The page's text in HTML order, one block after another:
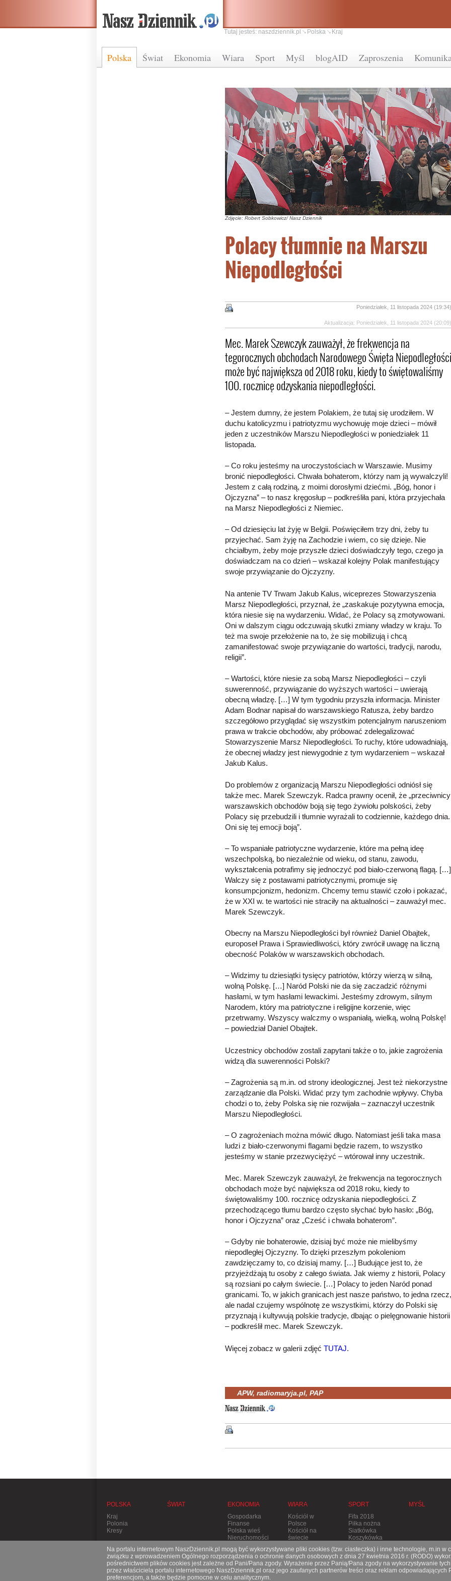
Polska Świat Ekonomia Wiara Sport Myśl blogAID Zaproszenia
Tutaj jesteś: naszdziennik.pl Polska Kraj
Zdjęcie: Robert Sobkowicz/ Nasz Dziennik
Polacy tłumnie na Marszu
Niepodległości
Poniedziałek, 11 listopada 2024 (19:34)
Aktualizacja: Poniedziałek, 11 listopada 2024 (20:09)
Mec. Marek Szewczyk zauważył, że frekwencja na
tegorocznych obchodach Narodowego Święta Niepodległości
może być największa od 2018 roku, kiedy to świętowaliśmy
100. rocznicę odzyskania niepodległości.
– Jestem dumny, że jestem Polakiem, że tutaj się urodziłem. W
duchu katolicyzmu i patriotyzmu wychowuję moje dzieci – mówił
jeden z uczestników Marszu Niepodległości w poniedziałek 11
listopada.
– Co roku jesteśmy na uroczystościach w Warszawie. Musimy
bronić niepodległości. Chwała bohaterom, którzy nam ją wywalczyli!
Jestem z całą rodziną, z moimi dorosłymi dziećmi. „Bóg, honor i
Ojczyzna” – to nasz kręgosłup – podkreśliła pani, która przyjechała
na Marsz Niepodległości z Niemiec.
– Od dziesięciu lat żyję w Belgii. Poświęciłem trzy dni, żeby tu
przyjechać. Sam żyję na Zachodzie i wiem, co się dzieje. Nie
chciałbym, żeby moje przyszłe dzieci doświadczyły tego, czego ja
doświadczam na co dzień – wskazał kolejny Polak manifestujący
swoje przywiązanie do Ojczyzny.
Na antenie TV Trwam Jakub Kalus, wiceprezes Stowarzyszenia
Marsz Niepodległości, przyznał, że „zaskakuje pozytywna emocja,
która niesie się na wydarzeniu. Widać, że Polacy są zmotywowani.
Oni w dalszym ciągu odczuwają skutki zmiany władzy w kraju. To
też ma swoje przełożenie na to, że się mobilizują i chcą
zamanifestować swoje przywiązanie do wartości, tradycji, narodu,
religii”.
– Wartości, które niesie za sobą Marsz Niepodległości – czyli
suwerenność, przywiązanie do wyższych wartości – uwierają
obecną władzę. […] W tym tygodniu przyszła informacja. Minister
Adam Bodnar napisał do warszawskiego Ratusza, żeby bardzo
szczegółowo przyglądać się wszystkim potencjalnym naruszeniom
prawa w trakcie obchodów, aby próbować zdelegalizować
Stowarzyszenie Marsz Niepodległości. To ruchy, które udowadniają,
że obecnej władzy jest niewygodnie z tym wydarzeniem – wskazał
Jakub Kalus.
Do problemów z organizacją Marszu Niepodległości odniósł się
także mec. Marek Szewczyk. Radca prawny ocenił, że „przeciwnicy
warszawskich obchodów boją się tego żywiołu polskości, żeby
Polacy się przebudzili i tłumnie wyrażali to codziennie, każdego dnia.
Oni się tej emocji boją”.
– To wspaniałe patriotyczne wydarzenie, które ma pełną ideę
wszechpolską, bo niezależnie od wieku, od stanu, zawodu,
wykształcenia potrafimy się jednoczyć pod biało-czerwoną flagą. […]
Walczy się z postawami patriotycznymi, promuje się
konsumpcjonizm, hedonizm. Chcemy temu stawić czoło i pokazać,
że w XXI w. te wartości nie straciły na aktualności – zauważył mec.
Marek Szewczyk.
Obecny na Marszu Niepodległości był również Daniel Obajtek,
europoseł Prawa i Sprawiedliwości, który zwrócił uwagę na liczną
obecność Polaków w warszawskich obchodach.
– Widzimy tu dziesiątki tysięcy patriotów, którzy wierzą w silną,
wolną Polskę. […] Naród Polski nie da się zaczadzić różnymi
hasłami, w tym hasłami lewackimi. Jesteśmy zdrowym, silnym
Narodem, który ma patriotyczne i religijne korzenie, więc
przetrwamy. Wszyscy walczmy o wspaniałą, wielką, wolną Polskę!
– powiedział Daniel Obajtek.
Uczestnicy obchodów zostali zapytani także o to, jakie zagrożenia
widzą dla suwerenności Polski?
– Zagrożenia są m.in. od strony ideologicznej. Jest też niekorzystne
zarządzanie dla Polski. Widać przy tym zachodnie wpływy. Chyba
chodzi o to, żeby Polska się nie rozwijała – zaznaczył uczestnik
Marszu Niepodległości.
– O zagrożeniach można mówić długo. Natomiast jeśli taka masa
ludzi z biało-czerwonymi flagami będzie razem, to wszystko
jesteśmy w stanie przezwyciężyć – wtórował inny uczestnik.
Mec. Marek Szewczyk zauważył, że frekwencja na tegorocznych
obchodach może być największa od 2018 roku, kiedy to
świętowaliśmy 100. rocznicę odzyskania niepodległości. Z
przechodzącego tłumu bardzo często słychać było hasło: „Bóg,
honor i Ojczyzna” oraz „Cześć i chwała bohaterom”.
– Gdyby nie bohaterowie, dzisiaj być może nie mielibyśmy
niepodległej Ojczyzny. To dzięki przeszłym pokoleniom
zawdzięczamy to, co dzisiaj mamy. […] Budujące jest to, że
przyjeżdżają tu osoby z całego świata. Jak wiemy z historii, Polacy
są rozsiani po całym świecie. […] Polacy to jeden Naród ponad
granicami. To, w jakich granicach jest nasze państwo, to jedna rzecz,
ale nadal czujemy wspólnotę ze wszystkimi, którzy do Polski się
przyznają i kultywują polskie tradycje, dbając o pielęgnowanie historii
– podkreślił mec. Marek Szewczyk.
Więcej zobacz w galerii zdjęć TUTAJ.
APW, radiomaryja.pl, PAP
POLSKA
Kraj
Polonia
Kresy
ŚWIAT
EKONOMIA
Gospodarka
Finanse
Polska wieś
Nieruchomości
WIARA
Kościół w
Polsce
Kościół na
świecie
Apostolska
Prześladowania
SPORT
Fifa 2018
Piłka nożna
Siatkówka
Koszykówka
Pozostałe
dyscypliny
MYŚL
Na portalu internetowym NaszDziennik.pl mogą być wykorzystywane pliki cookies (tzw. ciasteczka) i inne technologie, m.in w
związku z wprowadzeniem Ogólnego rozporządzenia o ochronie danych osobowych z dnia 27 kwietnia 2016 r. (RODO)
pośrednictwem plików cookies jest zależne od Pani/Pana zgody. Wyrażenie przez Panią/Pana zgody na wykorzystywanie
przez właściciela portalu internetowego NaszDziennik.pl oraz jego zaufanych partnerów treści oraz reklam odpowiadających
preferencjom, a także będzie pomocne w celu analitycznym.